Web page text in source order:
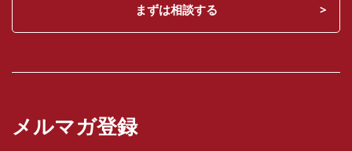
まずは相談する
メルマガ登録